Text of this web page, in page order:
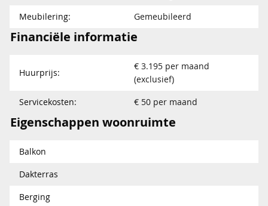
Meubilering:
Gemeubileerd
Financiële informatie
Huurprijs:
€ 3.195 per maand
(exclusief)
Servicekosten:
€ 50 per maand
Eigenschappen woonruimte
Balkon
Dakterras
Berging